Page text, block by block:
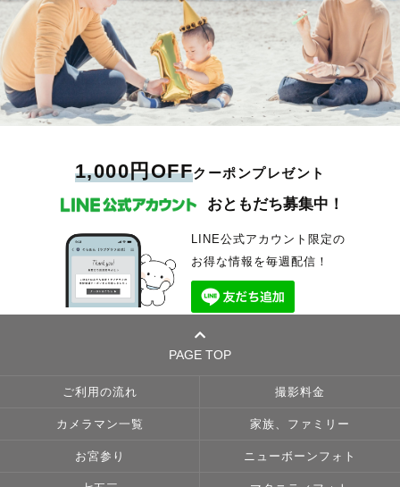
1,000円OFFクーポンプレゼント
おともだち募集中！
LINE公式アカウント限定の
お得な情報を毎週配信！
PAGE TOP
ご利用の流れ 撮影料金
カメラマン一覧 家族、ファミリー
お宮参り ニューボーンフォト